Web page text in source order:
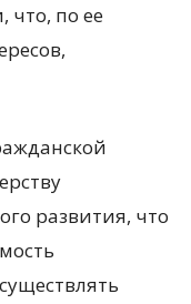
что, по ее
развития, что